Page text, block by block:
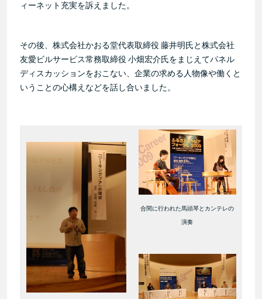
ィーネット充実を訴えました。
その後、株式会社かおる堂代表取締役 藤井明氏と株式会社
友愛ビルサービス常務取締役 小畑宏介氏をまじえてパネル
ディスカッションをおこない、企業の求める人物像や働くと
いうことの心構えなどを話し合いました。
合間に行われた馬頭琴とカンテレの
演奏